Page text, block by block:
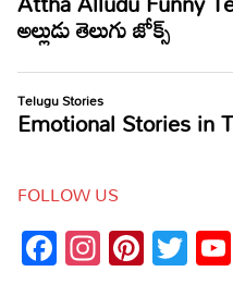
FOLLOW US
Facebook
Instagram